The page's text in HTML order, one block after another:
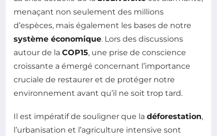
menaçant non seulement des millions
d’espèces, mais également les bases de notre
système économique. Lors des discussions
autour de la COP15, une prise de conscience
croissante a émergé concernant l’importance
cruciale de restaurer et de protéger notre
environnement avant qu’il ne soit trop tard.
Il est impératif de souligner que la déforestation,
l’urbanisation et l’agriculture intensive sont